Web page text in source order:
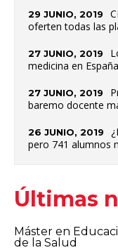
29 JUNIO, 2019
oferten todas las
27 JUNIO, 2019
medicina en
27 JUNIO, 2019
baremo docente
26 JUNIO, 2019
pero 741 alumnos
Últimas
Máster en
de la Salud